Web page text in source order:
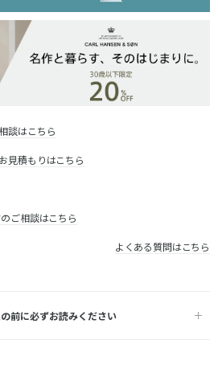
談はこちら
見積もりはこちら
ご相談はこちら
よくある質問はこちら
前に必ずお読みください